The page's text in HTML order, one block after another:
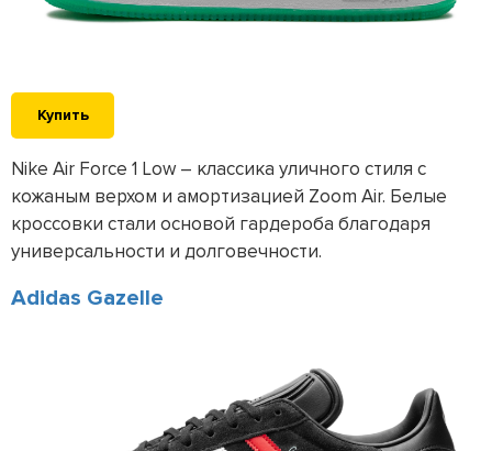
Купить
Nike Air Force 1 Low – классика уличного стиля с
кожаным верхом и амортизацией Zoom Air. Белые
кроссовки стали основой гардероба благодаря
универсальности и долговечности.
Adidas Gazelle